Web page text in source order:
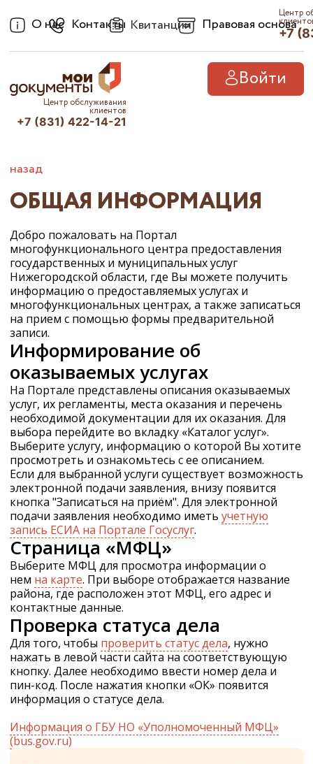
О нас Контакты Квитанции Правовая основа
Центр
+7
Войти
Центр обслуживания
клиентов
+7 (831) 422-14-21
назад
ОБЩАЯ ИНФОРМАЦИЯ
Добро пожаловать на Портал
многофункционального центра предоставления
государственных и муниципальных услуг
Нижегородской области, где Вы можете получить
информацию о предоставляемых услугах и
многофункциональных центрах, а также записаться
на прием с помощью формы предварительной
записи.
Информирование об
оказываемых услугах
На Портале представлены описания оказываемых
услуг, их регламенты, места оказания и перечень
необходимой документации для их оказания. Для
выбора перейдите во вкладку «Каталог услуг».
Выберите услугу, информацию о которой Вы хотите
просмотреть и ознакомьтесь с ее описанием.
Если для выбранной услуги существует возможность
электронной подачи заявления, внизу появится
кнопка "Записаться на приём". Для электронной
подачи заявления необходимо иметь учетную
запись ЕСИА на Портале Госуслуг.
Страница «МФЦ»
Выберите МФЦ для просмотра информации о
нем на карте. При выборе отображается название
района, где расположен этот МФЦ, его адрес и
контактные данные.
Проверка статуса дела
Для того, чтобы проверить статус дела, нужно
нажать в левой части сайта на соответствующую
кнопку. Далее необходимо ввести номер дела и
пин-код. После нажатия кнопки «ОК» появится
информация о статусе дела.
Информация о ГБУ НО «Уполномоченный МФЦ»
(bus.gov.ru)